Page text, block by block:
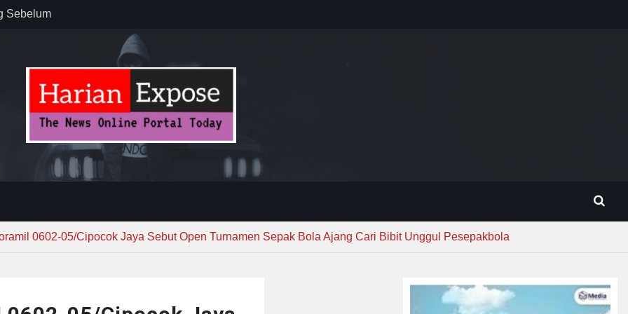
Sebelum
Tuntas
0602-05/Cipocok Jaya Sebut Open Turnamen Sepak Bola Ajang Cari Bibit Unggul Pesepakbola